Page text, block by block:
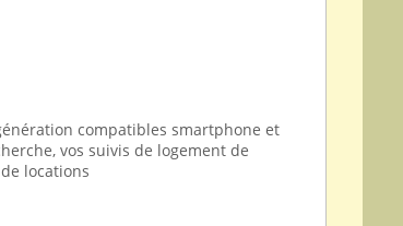
compatibles smartphone et
vos suivis de logement de
locations